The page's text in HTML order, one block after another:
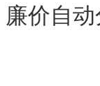
价自